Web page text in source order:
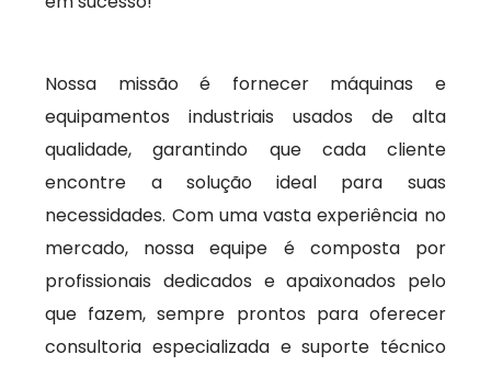
Nossa missão é fornecer máquinas e
equipamentos industriais usados de alta
qualidade, garantindo que cada cliente
encontre a solução ideal para suas
necessidades. Com uma vasta experiência no
mercado, nossa equipe é composta por
profissionais dedicados e apaixonados pelo
que fazem, sempre prontos para oferecer
consultoria especializada e suporte técnico